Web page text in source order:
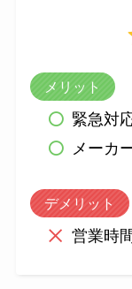
メリット
緊急対
メーカ
デメリット
営業時